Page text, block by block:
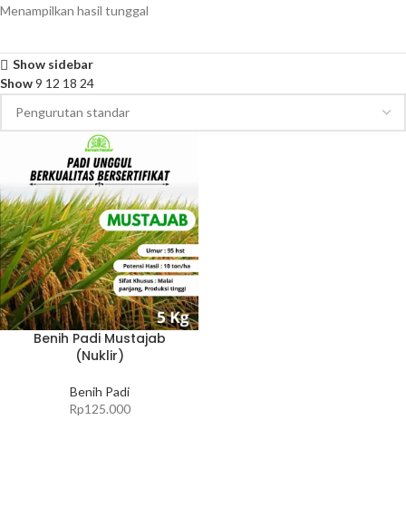
Menampilkan hasil tunggal
Show sidebar
Show9 12 18 24
Benih Padi Mustajab
(Nuklir)
Benih Padi
Rp125.000